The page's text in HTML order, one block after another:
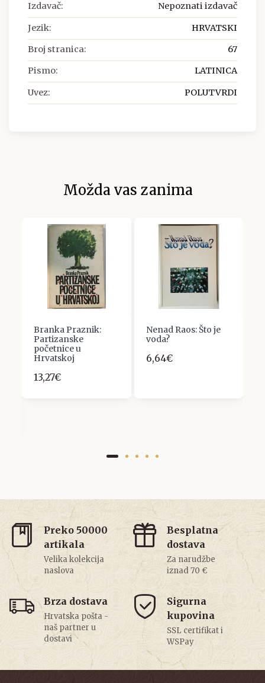
Izdavač: Nepoznati izdavač
Jezik: HRVATSKI
Broj stranica: 67
Pismo: LATINICA
Uvez: POLUTVRDI
Možda vas zanima
Branka Praznik:
Partizanske
početnice u
Hrvatskoj
13,27€
Nenad Raos: Što je
voda?
6,64€
Preko 50000
artikala
Velika kolekcija
naslova
Besplatna
dostava
Za narudžbe
iznad 70 €
Brza dostava
Hrvatska pošta -
naš partner u
dostavi
Sigurna
kupovina
SSL certifikat i
WSPay